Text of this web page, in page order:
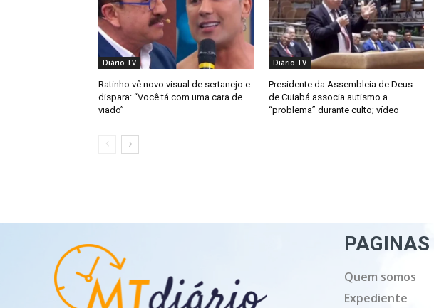
Diário TV
Ratinho vê novo visual de sertanejo e
dispara: “Você tá com uma cara de
viado”
Diário TV
Presidente da Assembleia de Deus
de Cuiabá associa autismo a
“problema” durante culto; vídeo
PAGINAS
Quem somos
Expediente